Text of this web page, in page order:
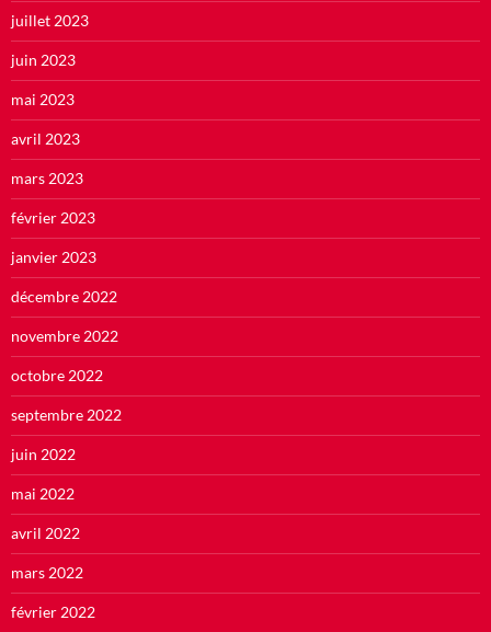
juillet 2023
juin 2023
mai 2023
avril 2023
mars 2023
février 2023
janvier 2023
décembre 2022
novembre 2022
octobre 2022
septembre 2022
juin 2022
mai 2022
avril 2022
mars 2022
février 2022